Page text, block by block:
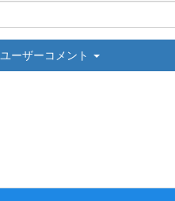
ユーザーコメント